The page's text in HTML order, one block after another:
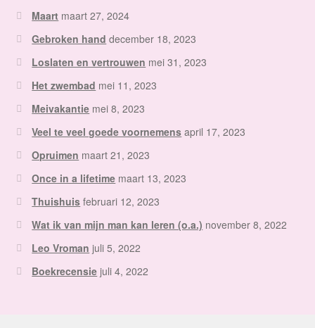
Maart maart 27, 2024
Gebroken hand december 18, 2023
Loslaten en vertrouwen mei 31, 2023
Het zwembad mei 11, 2023
Meivakantie mei 8, 2023
Veel te veel goede voornemens april 17, 2023
Opruimen maart 21, 2023
Once in a lifetime maart 13, 2023
Thuishuis februari 12, 2023
Wat ik van mijn man kan leren (o.a.) november 8, 2022
Leo Vroman juli 5, 2022
Boekrecensie juli 4, 2022